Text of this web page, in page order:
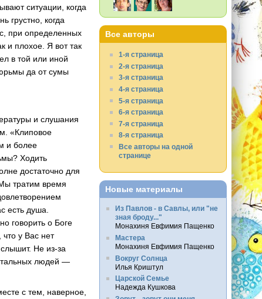
ситуации, когда
грустно, когда
при определенных
и плохое. Я вот так
в той или иной
да от сумы
и слушания
«Клиповое
и более
Ходить
достаточно для
тратим время
есть душа.
говорить о Боге
что у Вас нет
Не из-за
людей —
с тем, наверное,
Все авторы
1-я страница
2-я страница
3-я страница
4-я страница
5-я страница
6-я страница
7-я страница
8-я страница
Все авторы на одной
странице
Новые материалы
Из Павлов - в Савлы, или "не
зная броду..."
Монахиня Евфимия Пащенко
Мастера
Монахиня Евфимия Пащенко
Вокруг Солнца
Илья Криштул
Царской Семье
Надежда Кушкова